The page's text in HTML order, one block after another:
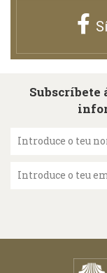
Subscríbete
Introduce o teu
Introduce o teu